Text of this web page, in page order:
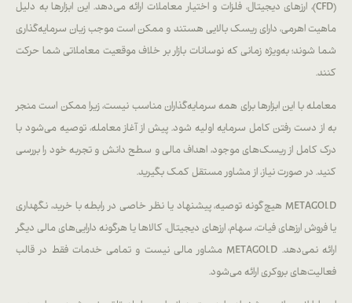
(CFD)، ارزهای دیجیتال، فلزات و اختیار معاملات ارائه می‌دهد. این ابزارها به دلیل
ماهیت اهرمی، دارای ریسک بالایی هستند و ممکن است موجب زیان سرمایه‌گذاری
شما شوند؛ به‌ویژه زمانی که نوسانات بازار بر خلاف موقعیت معاملاتی شما حرکت
کنند.
معامله با این ابزارها برای همه سرمایه‌گذاران مناسب نیست، زیرا ممکن است منجر
به از دست رفتن کامل سرمایه اولیه شود. پیش از آغاز معامله، توصیه می‌شود با
درک کامل از ریسک‌های موجود، اهداف مالی و سطح دانش و تجربه خود را بررسی
کنید. در صورت نیاز، از مشاور مستقل کمک بگیرید.
METAGOLD هیچ‌گونه توصیه، پیشنهاد یا نظر خاصی در رابطه با خرید، نگهداری
یا فروش ارزهای فیات، سهام، ارزهای دیجیتال، کالاها یا هرگونه دارایی‌های مالی دیگر
ارائه نمی‌دهد. METAGOLD مشاور مالی نیست و تمامی خدمات فقط در قالب
فعالیت‌های بروکری ارائه می‌شود.